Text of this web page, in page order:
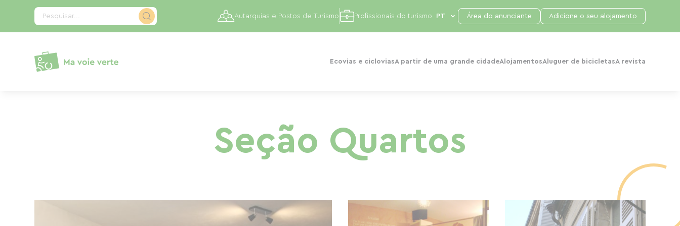
Pesquisar...
Ecovias e cicloviasA partir de uma grande cidadeAlojamentosAluguer de bicicletasA revista
Autarquias e Postos de Turismo Profissionais do turismo Área do anunciante Adicione o seu alojamento
Seção Quartos
Painel de Gerenciamento de Cookies